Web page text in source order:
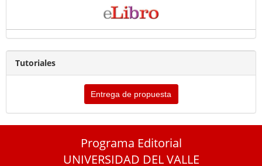
Tutoriales
Entrega de propuesta
Programa Editorial
UNIVERSIDAD DEL VALLE